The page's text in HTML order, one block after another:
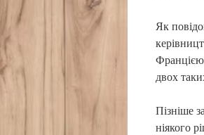
Як
Францією
двох
Пізніше
ніякого